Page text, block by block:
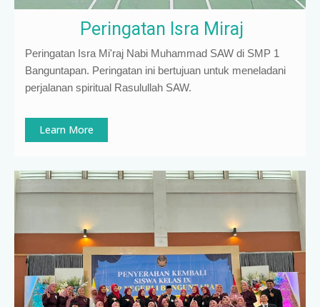
Peringatan Isra Miraj
Peringatan Isra Mi'raj Nabi Muhammad SAW di SMP 1
Banguntapan. Peringatan ini bertujuan untuk meneladani
perjalanan spiritual Rasulullah SAW.
Learn More